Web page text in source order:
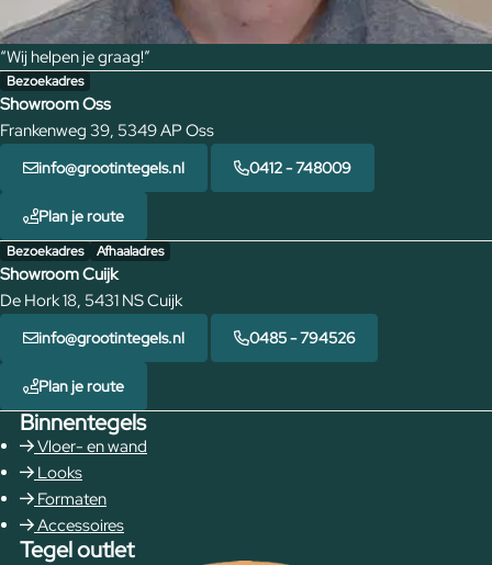
“Wij helpen je graag!”
Bezoekadres
Showroom Oss
Frankenweg 39, 5349 AP Oss
info@grootintegels.nl 0412 - 748009
Plan je route
Bezoekadres Afhaaladres
Showroom Cuijk
De Hork 18, 5431 NS Cuijk
info@grootintegels.nl 0485 - 794526
Plan je route
Binnentegels
Vloer- en wand
Looks
Formaten
Accessoires
Tegel outlet